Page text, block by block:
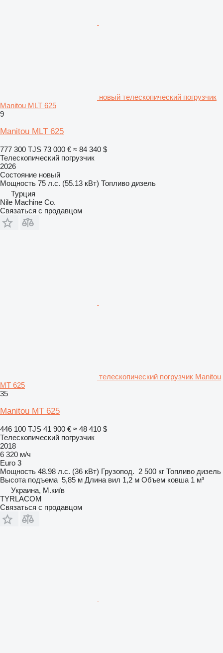
новый телескопический погрузчик
Manitou MLT 625
9
Manitou MLT 625
777 300 TJS 73 000 € ≈ 84 340 $
Телескопический погрузчик
2026
Состояние новый
Мощность 75 л.с. (55.13 кВт) Топливо дизель
Турция
Nile Machine Co.
Связаться с продавцом
телескопический погрузчик Manitou
MT 625
35
Manitou MT 625
446 100 TJS 41 900 € ≈ 48 410 $
Телескопический погрузчик
2018
6 320 м/ч
Euro 3
Мощность 48.98 л.с. (36 кВт) Грузопод. 2 500 кг Топливо дизель
Высота подъема 5,85 м Длина вил 1,2 м Объем ковша 1 м³
Украина, М.київ
TYRLACOM
Связаться с продавцом